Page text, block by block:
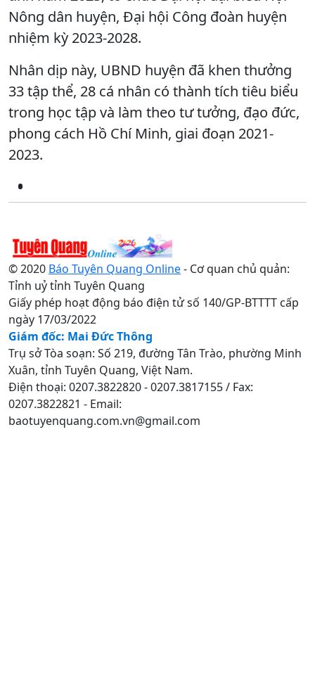
Nông dân huyện, Đại hội Công đoàn huyện
nhiệm kỳ 2023-2028.
Nhân dịp này, UBND huyện đã khen thưởng
33 tập thể, 28 cá nhân có thành tích tiêu biểu
trong học tập và làm theo tư tưởng, đạo đức,
phong cách Hồ Chí Minh, giai đoạn 2021-
2023.
© 2020 Báo Tuyên Quang Online- Cơ quan chủ quản:
Tỉnh uỷ tỉnh Tuyên Quang
Giấy phép hoạt động báo điện tử số 140/GP-BTTTT cấp
ngày 17/03/2022
Giám đốc: Mai Đức Thông
Trụ sở Tòa soạn: Số 219, đường Tân Trào, phường Minh
Xuân, tỉnh Tuyên Quang, Việt Nam.
Điện thoại: 0207.3822820 - 0207.3817155 / Fax:
0207.3822821 - Email:
baotuyenquang.com.vn@gmail.com